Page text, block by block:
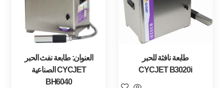
العنوان: طابعة نفث الحبر
الصناعية CYCJET
BH6040
طابعة نافثة للحبر
CYCJET B3020i